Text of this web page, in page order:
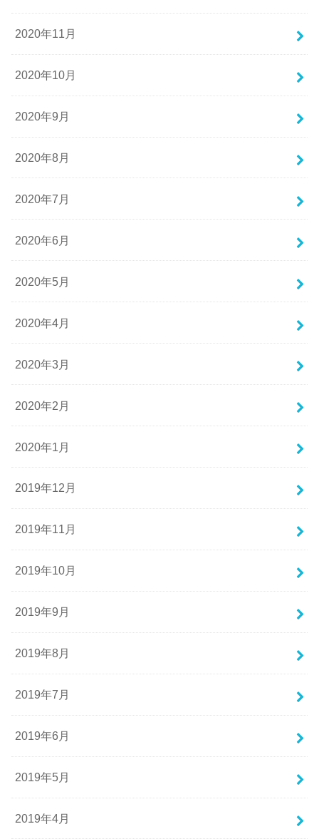
2020年11月
2020年10月
2020年9月
2020年8月
2020年7月
2020年6月
2020年5月
2020年4月
2020年3月
2020年2月
2020年1月
2019年12月
2019年11月
2019年10月
2019年9月
2019年8月
2019年7月
2019年6月
2019年5月
2019年4月